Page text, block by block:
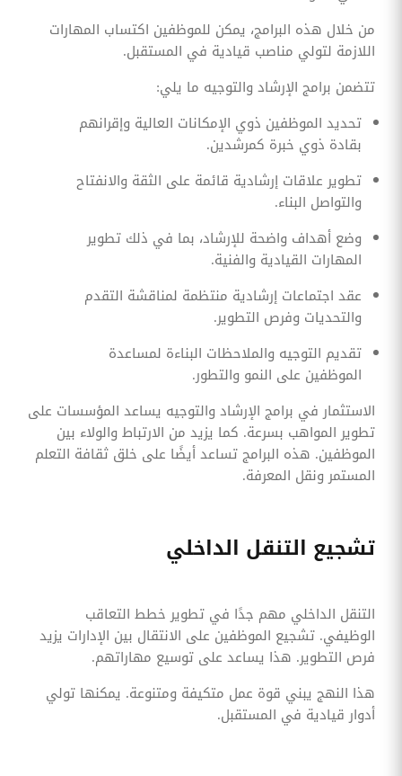
من خلال هذه البرامج، يمكن للموظفين اكتساب المهارات
اللازمة لتولي مناصب قيادية في المستقبل.
تتضمن برامج الإرشاد والتوجيه ما يلي:
تحديد الموظفين ذوي الإمكانات العالية وإقرانهم
بقادة ذوي خبرة كمرشدين.
تطوير علاقات إرشادية قائمة على الثقة والانفتاح
والتواصل البناء.
وضع أهداف واضحة للإرشاد، بما في ذلك تطوير
المهارات القيادية والفنية.
عقد اجتماعات إرشادية منتظمة لمناقشة التقدم
والتحديات وفرص التطوير.
تقديم التوجيه والملاحظات البناءة لمساعدة
الموظفين على النمو والتطور.
الاستثمار في برامج الإرشاد والتوجيه يساعد المؤسسات على
تطوير المواهب بسرعة. كما يزيد من الارتباط والولاء بين
الموظفين. هذه البرامج تساعد أيضًا على خلق ثقافة التعلم
المستمر ونقل المعرفة.
تشجيع التنقل الداخلي
التنقل الداخلي مهم جدًا في تطوير خطط التعاقب
الوظيفي. تشجيع الموظفين على الانتقال بين الإدارات يزيد
فرص التطوير. هذا يساعد على توسيع مهاراتهم.
هذا النهج يبني قوة عمل متكيفة ومتنوعة. يمكنها تولي
أدوار قيادية في المستقبل.